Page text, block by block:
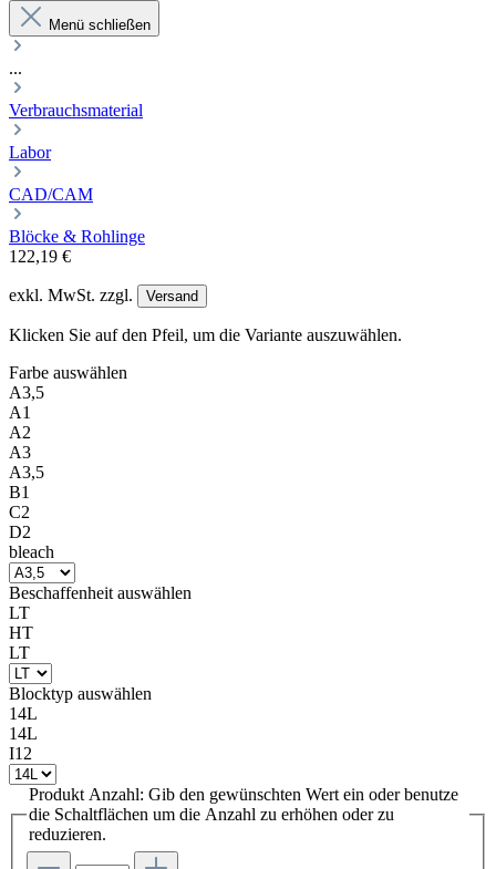
Menü schließen
...
Verbrauchsmaterial
Labor
CAD/CAM
Blöcke & Rohlinge
122,19 €
exkl. MwSt. zzgl. Versand
Klicken Sie auf den Pfeil, um die Variante auszuwählen.
Farbe auswählen
A3,5
A1
A2
A3
A3,5
B1
C2
D2
bleach
Beschaffenheit auswählen
LT
HT
LT
Blocktyp auswählen
14L
14L
I12
Produkt Anzahl: Gib den gewünschten Wert ein oder benutze
die Schaltflächen um die Anzahl zu erhöhen oder zu
reduzieren.